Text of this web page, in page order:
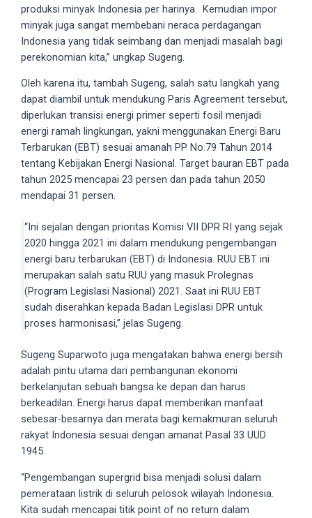
amateur
porn
videos,
anal,
ass,
blonde,
brunette,
etc.
You
also
find
transsexual
porn
videos
their
corresponding
website.
Watching
porn
videos
completely
free!
produksi minyak Indonesia per harinya. Kemudian impor
minyak juga sangat membebani neraca perdagangan
Indonesia yang tidak seimbang dan menjadi masalah bagi
perekonomian kita,” ungkap Sugeng.
Oleh karena itu, tambah Sugeng, salah satu langkah yang
dapat diambil untuk mendukung Paris Agreement tersebut,
diperlukan transisi energi primer seperti fosil menjadi
energi ramah lingkungan, yakni menggunakan Energi Baru
Terbarukan (EBT) sesuai amanah PP No.79 Tahun 2014
tentang Kebijakan Energi Nasional. Target bauran EBT pada
tahun 2025 mencapai 23 persen dan pada tahun 2050
mendapai 31 persen.
“Ini sejalan dengan prioritas Komisi VII DPR RI yang sejak
2020 hingga 2021 ini dalam mendukung pengembangan
energi baru terbarukan (EBT) di Indonesia. RUU EBT ini
merupakan salah satu RUU yang masuk Prolegnas
(Program Legislasi Nasional) 2021. Saat ini RUU EBT
sudah diserahkan kepada Badan Legislasi DPR untuk
proses harmonisasi,” jelas Sugeng.
Sugeng Suparwoto juga mengatakan bahwa energi bersih
adalah pintu utama dari pembangunan ekonomi
berkelanjutan sebuah bangsa ke depan dan harus
berkeadilan. Energi harus dapat memberikan manfaat
sebesar-besarnya dan merata bagi kemakmuran seluruh
rakyat Indonesia sesuai dengan amanat Pasal 33 UUD
1945.
“Pengembangan supergrid bisa menjadi solusi dalam
pemerataan listrik di seluruh pelosok wilayah Indonesia.
Kita sudah mencapai titik point of no return dalam